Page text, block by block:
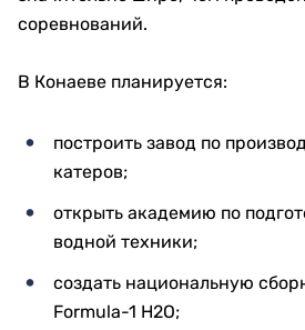
соревнований.
В Конаеве планируется:
построить завод по
катеров;
открыть академию по
водной техники;
создать национальную
Formula-1 H2O;